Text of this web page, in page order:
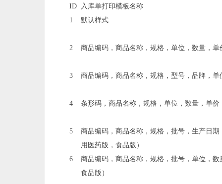
ID
入库单打印模板名称
1
默认样式
2 商品编码，商品名称，规格，单位，数量，单
3 商品编码，商品名称，规格，型号，品牌，
4 条形码，商品名称，规格，单位，数量，单价
5
商品编码，商品名称，规格，批号，生产日
用医药版，食品版）
6
商品编码，商品名称，规格，批号，单位，
食品版）